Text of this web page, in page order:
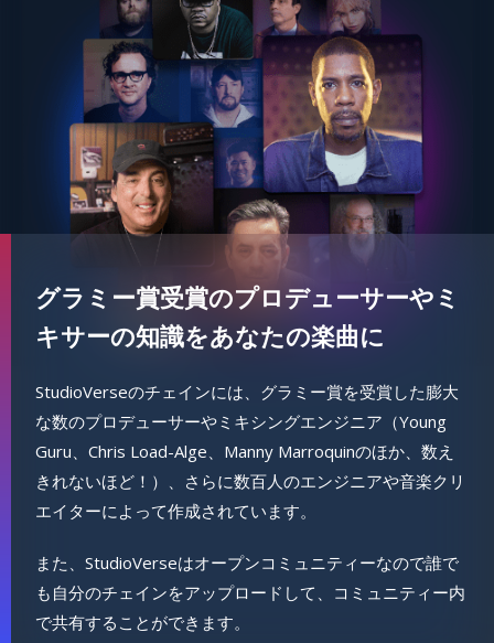
グラミー賞受賞のプロデューサーやミ
キサーの知識をあなたの楽曲に
StudioVerseのチェインには、グラミー賞を受賞した膨大
な数のプロデューサーやミキシングエンジニア（Young
Guru、Chris Load-Alge、Manny Marroquinのほか、数え
きれないほど！）、さらに数百人のエンジニアや音楽クリ
エイターによって作成されています。
また、StudioVerseはオープンコミュニティーなので誰で
も自分のチェインをアップロードして、コミュニティー内
で共有することができます。